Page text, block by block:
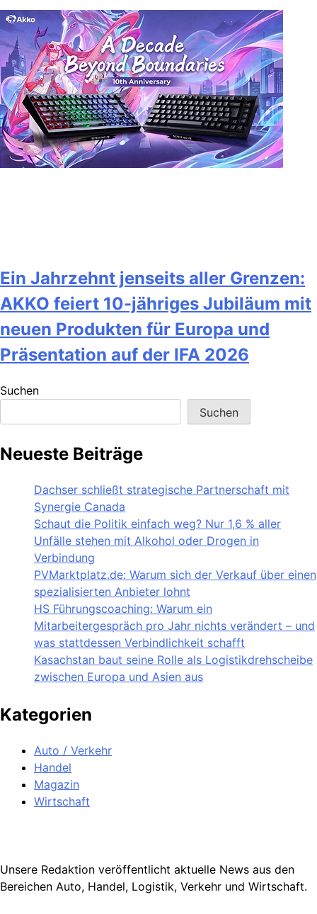
Ein Jahrzehnt jenseits aller Grenzen:
AKKO feiert 10-jähriges Jubiläum mit
neuen Produkten für Europa und
Präsentation auf der IFA 2026
Suchen
Suchen
Neueste Beiträge
Dachser schließt strategische Partnerschaft mit
Synergie Canada
Schaut die Politik einfach weg? Nur 1,6 % aller
Unfälle stehen mit Alkohol oder Drogen in
Verbindung
PVMarktplatz.de: Warum sich der Verkauf über einen
spezialisierten Anbieter lohnt
HS Führungscoaching: Warum ein
Mitarbeitergespräch pro Jahr nichts verändert – und
was stattdessen Verbindlichkeit schafft
Kasachstan baut seine Rolle als Logistikdrehscheibe
zwischen Europa und Asien aus
Kategorien
Auto / Verkehr
Handel
Magazin
Wirtschaft
Unsere Redaktion veröffentlicht aktuelle News aus den
Bereichen Auto, Handel, Logistik, Verkehr und Wirtschaft.